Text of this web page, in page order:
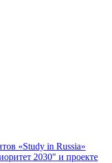
«Study in Russia»
2030" и проекте